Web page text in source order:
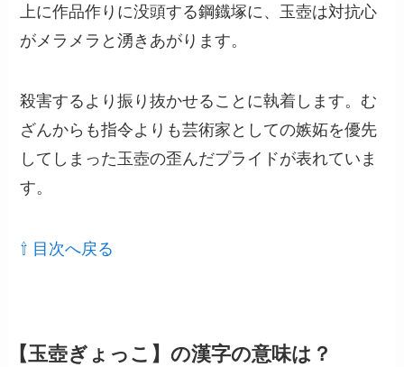
上に作品作りに没頭する鋼鐡塚に、玉壺は対抗心
がメラメラと湧きあがります。
殺害するより振り抜かせることに執着します。む
ざんからも指令よりも芸術家としての嫉妬を優先
してしまった玉壺の歪んだプライドが表れていま
す。
⇧ 目次へ戻る
【玉壺ぎょっこ】の漢字の意味は？